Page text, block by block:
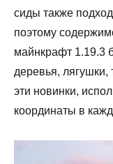
сиды также
поэтому
майнкрафт 1.19.3
деревья, лягушки,
эти новинки,
координаты в